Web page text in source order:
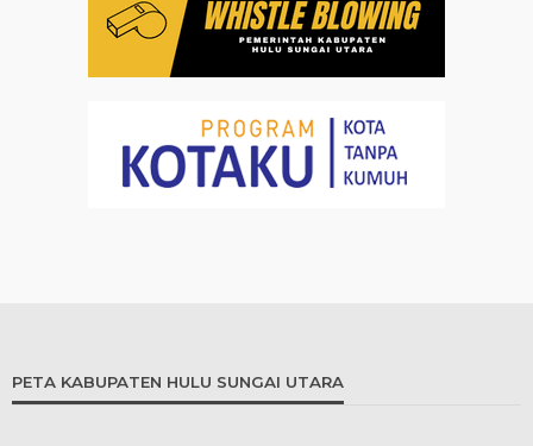
PETA KABUPATEN HULU SUNGAI UTARA